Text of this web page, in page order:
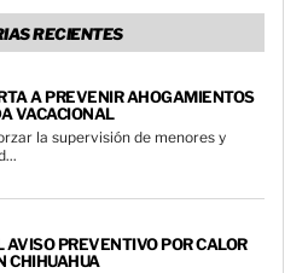
RECIENTES
A PREVENIR AHOGAMIENTOS
VACACIONAL
la supervisión de menores y
PREVENTIVO POR CALOR
CHIHUAHUA